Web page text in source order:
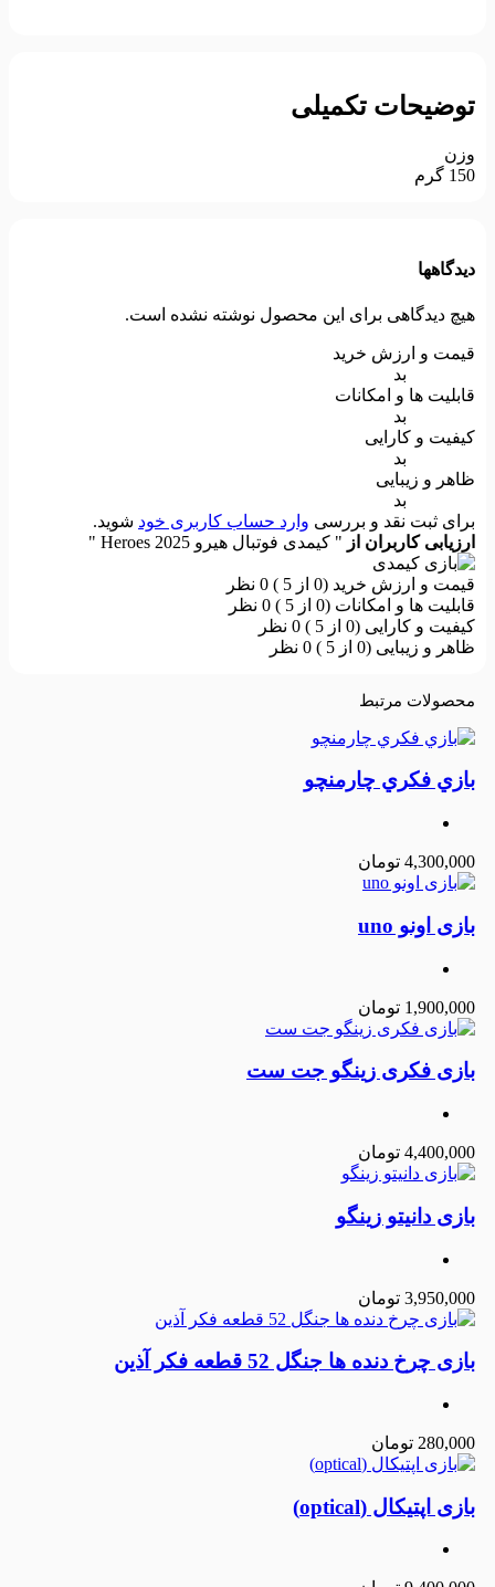
توضیحات تکمیلی
وزن
150 گرم
دیدگاهها
هیچ دیدگاهی برای این محصول نوشته نشده است.
قیمت و ارزش خرید
بد
قابلیت ها و امکانات
بد
کیفیت و کارایی
بد
ظاهر و زیبایی
بد
برای ثبت نقد و بررسی وارد حساب کاربری خود شوید.
ارزیابی کاربران از " کیمدی فوتبال هیرو 2025 Heroes "
قیمت و ارزش خرید (0 از 5 )
0 نظر
قابلیت ها و امکانات (0 از 5 )
0 نظر
کیفیت و کارایی (0 از 5 )
0 نظر
ظاهر و زیبایی (0 از 5 )
0 نظر
محصولات مرتبط
بازي فکري چارمنچو
4,300,000 تومان
بازی اونو uno
1,900,000 تومان
بازی فکری زینگو جت ست
4,400,000 تومان
بازی دانیتو زینگو
3,950,000 تومان
بازی چرخ دنده ها جنگل 52 قطعه فکر آذین
280,000 تومان
بازی اپتیکال (optical)